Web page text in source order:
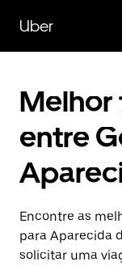
para
conteúdo
Uber
Melhor
entre
Encontre as
para Aparecida
solicitar uma